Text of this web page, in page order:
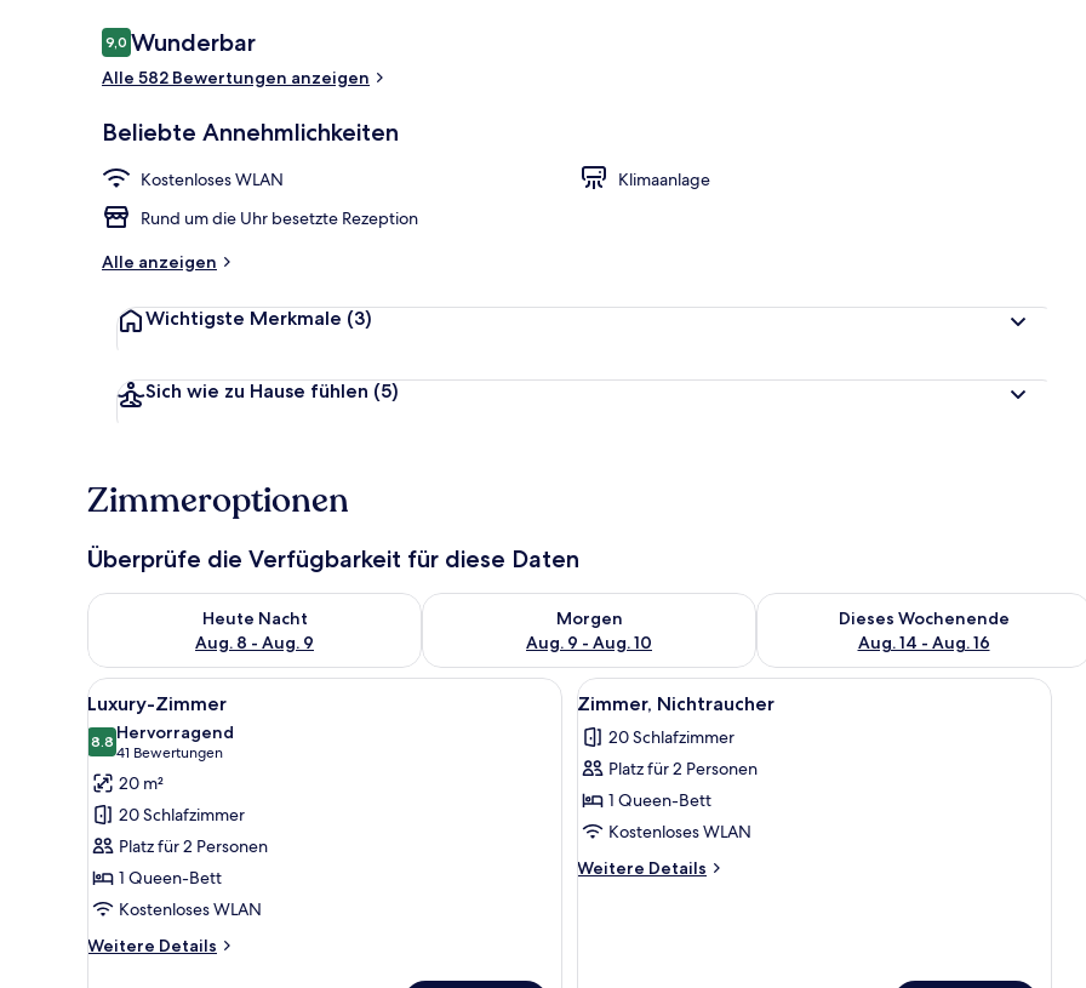
Bewertungen
9,09,0 von 10.
Wunderbar
Alle 582 Bewertungen anzeigen
Beliebte Annehmlichkeiten
Kostenloses WLAN
Klimaanlage
Rund um die Uhr besetzte Rezeption
Alle anzeigen
Wichtigste Merkmale (3)
Sich wie zu Hause fühlen (5)
Zimmeroptionen
Überprüfe die Verfügbarkeit für diese Daten
Heute Nacht
Aug. 8 - Aug. 9
Überprüfe die Verfügbarkeit für heute Nacht, Aug. 8 - Aug. 9.
Morgen
Aug. 9 - Aug. 10
Überprüfe die Verfügbarkeit für morgen, Aug. 9 - Aug. 10.
Dieses Wochenende
Aug. 14 - Aug. 16
Überprüfe die Verfügbarkeit für
Alle
Fotos
für
Luxury-
Zimmer
anzeigen
Ein modernes Schlafzimmer mit einem großen Bett, einem Holzkopfende, einem Nachttisch und einer
9
Luxury-Zimmer
8.88.8 von 10
Hervorragend
41 Bewertungen
(41
Bewertungen)
20 m²
20 Schlafzimmer
Platz für 2 Personen
1 Queen-Bett
Kostenloses WLAN
Weitere Details
Weitere
Alle
Fotos
für
Zimmer,
Nichtraucher
anzeigen
Ein modernes Hotelzimmer mit
8
Zimmer, Nichtraucher
20 Schlafzimmer
Platz für 2 Personen
1 Queen-Bett
Kostenloses WLAN
Weitere Details
Weitere